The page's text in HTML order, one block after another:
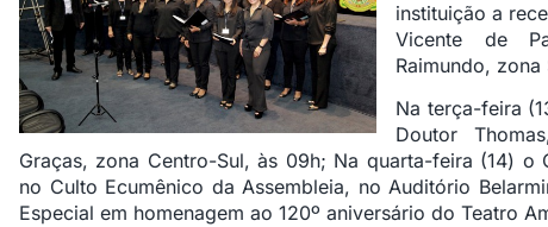
instituição a
Vicente de
Raimundo, zona
Na terça-feira
Doutor
Graças, zona Centro-Sul, às 09h; Na quarta-feira (14) o
no Culto Ecumênico da Assembleia, no Auditório
Especial em homenagem ao 120º aniversário do Teatro